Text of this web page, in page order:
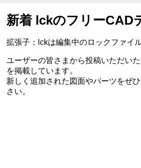
新着 lckのフリーCAD
拡張子：lckは編集中のロックファイ
ユーザーの皆さまから投稿いただい
を掲載しています。
新しく追加された図面やパーツをぜ
さい。